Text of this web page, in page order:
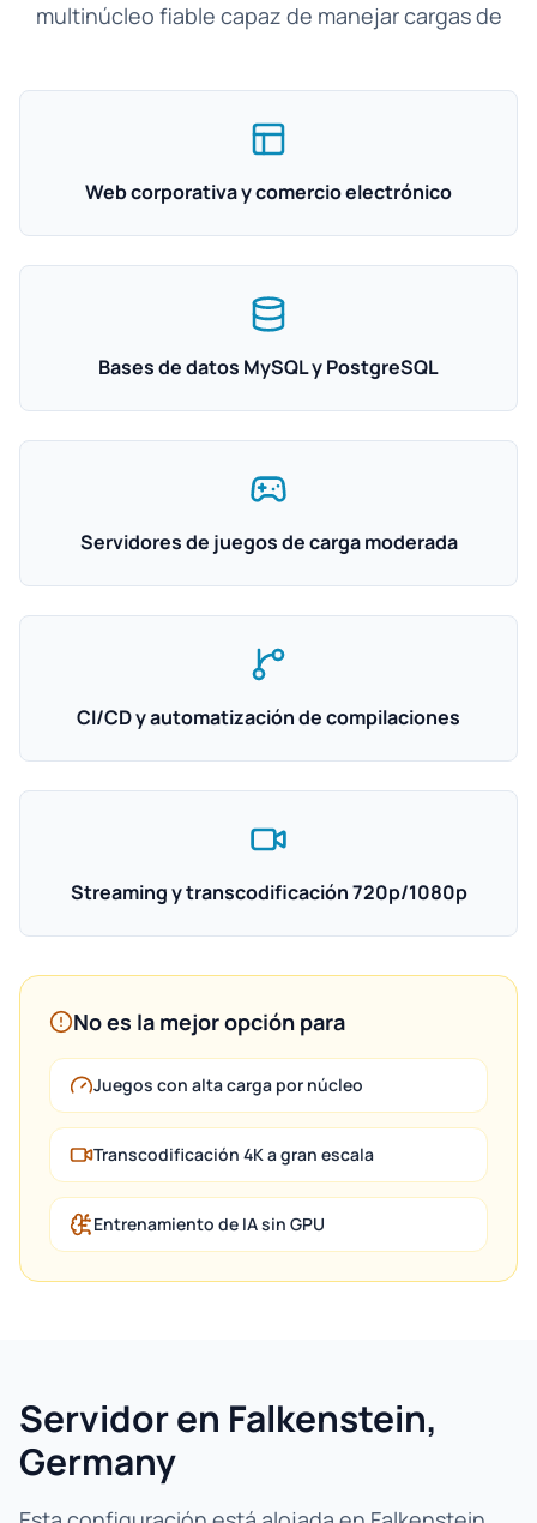
multinúcleo fiable capaz de manejar cargas de
Web corporativa y comercio electrónico
Bases de datos MySQL y PostgreSQL
Servidores de juegos de carga moderada
CI/CD y automatización de compilaciones
Streaming y transcodificación 720p/1080p
No es la mejor opción para
Juegos con alta carga por núcleo
Transcodificación 4K a gran escala
Entrenamiento de IA sin GPU
Servidor en Falkenstein,
Germany